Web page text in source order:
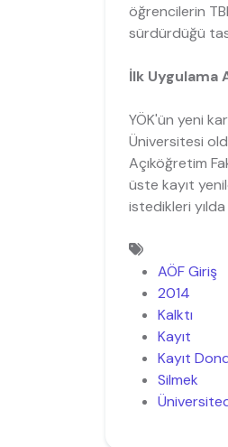
öğrencilerin
sürdürdüğü
İlk Uygulama
YÖK'ün yeni
Üniversitesi
Açıköğretim
üste kayıt
istedikleri
AÖF Giriş
2014
Kalktı
Kayıt
Kayıt
Silmek